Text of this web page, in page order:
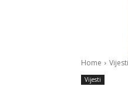
Home Vijesti
Vijesti